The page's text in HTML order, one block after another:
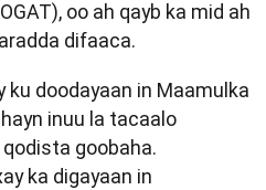
oo ah qayb ka mid ah
difaaca.
ku doodayaan in Maamulka
inuu la tacaalo
goobaha.
ka digayaan in